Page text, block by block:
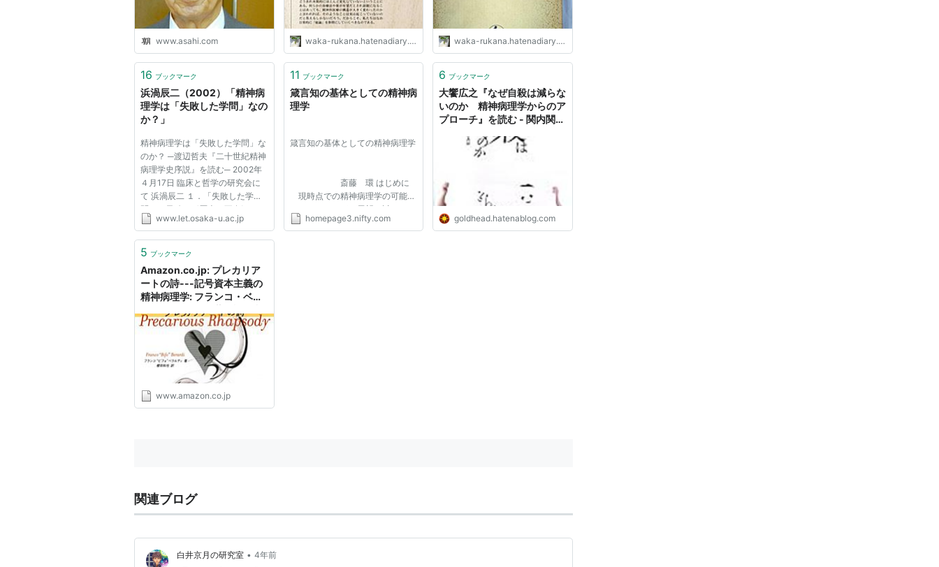
www.asahi.com waka-rukana.hatenadiary.com waka-rukana.hatenadiary.com
16 ブックマーク
浜渦辰二（2002）「精神病
理学は「失敗した学問」なの
か？」
精神病理学は「失敗した学問」な
のか？ ─渡辺哲夫『二十世紀精神
病理学史序説』を読む─ 2002年
４月17日 臨床と哲学の研究会に
て 浜渦辰二 １．「失敗した学
問」の元凶は〈歴史の不在〉にあ
る？ 昨年12月、渡辺哲夫『二十
店、2001年）が出版された。
この本...
www.let.osaka-u.ac.jp
11 ブックマーク
箴言知の基体としての精神病
理学
箴言知の基体としての精神病理学
斎藤 環 はじめに
現時点での精神病理学の可能性
について、一種の展望を試みるこ
とが本論の目的であるが、すでに
homepage3.nifty.com
6 ブックマーク
大饗広之『なぜ自殺は減らな
いのか 精神病理学からのア
プローチ』を読む - 関内関外
goldhead.hatenablog.com
5 ブックマーク
Amazon.co.jp: プレカリア
ートの詩---記号資本主義の
精神病理学: フランコ・ベラ
也 (翻訳): 本
www.amazon.co.jp
関連ブログ
白井京月の研究室 • 4年前